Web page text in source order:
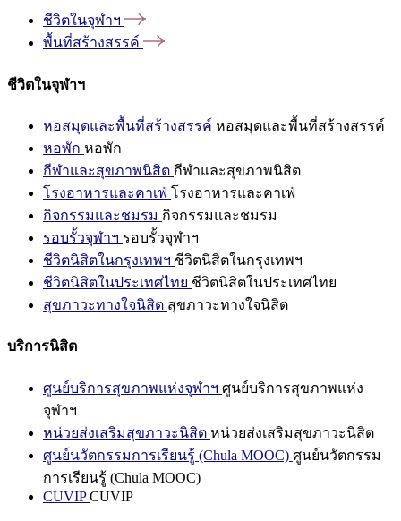
ชีวิตในจุฬาฯ
พื้นที่สร้างสรรค์
ชีวิตในจุฬาฯ
หอสมุดและพื้นที่สร้างสรรค์ หอสมุดและพื้นที่สร้างสรรค์
หอพัก หอพัก
กีฬาและสุขภาพนิสิต กีฬาและสุขภาพนิสิต
โรงอาหารและคาเฟ่ โรงอาหารและคาเฟ่
กิจกรรมและชมรม กิจกรรมและชมรม
รอบรั้วจุฬาฯ รอบรั้วจุฬาฯ
ชีวิตนิสิตในกรุงเทพฯ ชีวิตนิสิตในกรุงเทพฯ
ชีวิตนิสิตในประเทศไทย ชีวิตนิสิตในประเทศไทย
สุขภาวะทางใจนิสิต สุขภาวะทางใจนิสิต
บริการนิสิต
ศูนย์บริการสุขภาพแห่งจุฬาฯ ศูนย์บริการสุขภาพแห่ง
จุฬาฯ
หน่วยส่งเสริมสุขภาวะนิสิต หน่วยส่งเสริมสุขภาวะนิสิต
ศูนย์นวัตกรรมการเรียนรู้ (Chula MOOC) ศูนย์นวัตกรรม
การเรียนรู้ (Chula MOOC)
CUVIPCUVIP